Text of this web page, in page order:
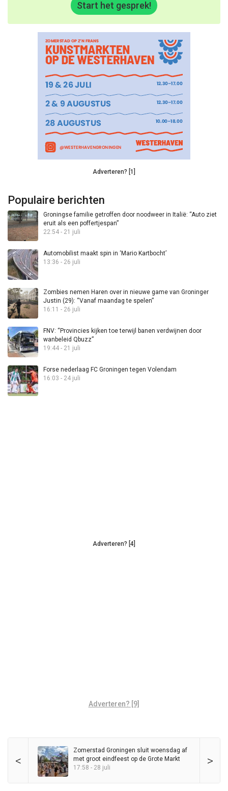
Start het gesprek!
Adverteren? [1]
Populaire berichten
Groningse familie getroffen door noodweer in Italië: “Auto ziet
eruit als een poffertjespan”
22:54 - 21 juli
Automobilist maakt spin in ‘Mario Kartbocht’
13:36 - 26 juli
Zombies nemen Haren over in nieuwe game van Groninger
Justin (29): “Vanaf maandag te spelen”
16:11 - 26 juli
FNV: “Provincies kijken toe terwijl banen verdwijnen door
wanbeleid Qbuzz”
19:44 - 21 juli
Forse nederlaag FC Groningen tegen Volendam
16:03 - 24 juli
Adverteren? [4]
Adverteren? [9]
< >
Zomerstad Groningen sluit woensdag af
met groot eindfeest op de Grote Markt
17:58 - 28 juli